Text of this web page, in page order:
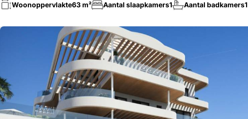
Woonoppervlakte63 m² Aantal slaapkamers1 Aantal badkamers1